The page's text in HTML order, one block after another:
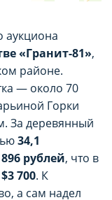
аукциона
«Гранит-81»,
районе.
— около 70
Горки
За деревянный
34,1
896 рублей, что в
$3 700. К
а сам надел